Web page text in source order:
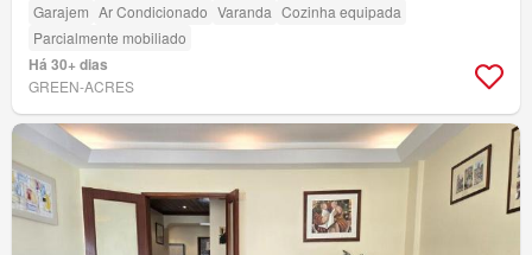
Garajem Ar Condicionado Varanda Cozinha equipada
Parcialmente mobiliado
Há 30+ dias
GREEN-ACRES